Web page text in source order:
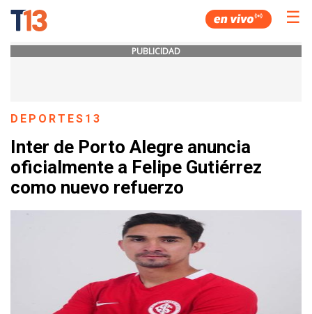
☰
PUBLICIDAD
DEPORTES13
Inter de Porto Alegre anuncia
oficialmente a Felipe Gutiérrez
como nuevo refuerzo